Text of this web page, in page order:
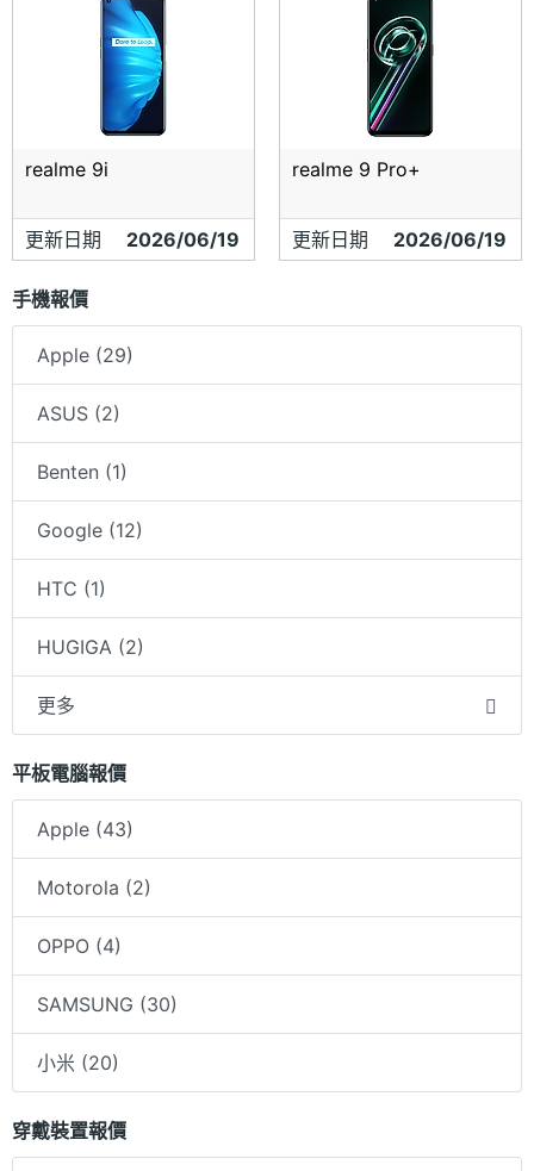
realme 9i
更新日期 2026/06/19
realme 9 Pro+
更新日期 2026/06/19
手機報價
Apple (29)
ASUS (2)
Benten (1)
Google (12)
HTC (1)
HUGIGA (2)
更多
平板電腦報價
Apple (43)
Motorola (2)
OPPO (4)
SAMSUNG (30)
小米 (20)
穿戴裝置報價